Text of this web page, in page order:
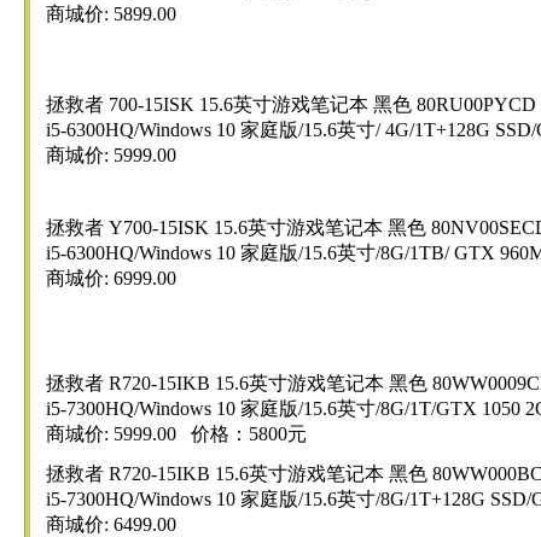
商城价: 5899.00
拯救者 700-15ISK 15.6英寸游戏笔记本 黑色 80RU00PYCD
i5-6300HQ/Windows 10 家庭版/15.6英寸/ 4G/1T+128G
商城价: 5999.00
拯救者 Y700-15ISK 15.6英寸游戏笔记本 黑色
i5-6300HQ/Windows 10 家庭版/15.6英寸/8G/1TB/ GTX
商城价: 6999.00
拯救者 R720-15IKB 15.6英寸游戏笔记本 黑色
i5-7300HQ/Windows 10 家庭版/15.6英寸/8G/1T/GTX 1050
商城价: 5999.00 价格：5800元
拯救者 R720-15IKB 15.6英寸游戏笔记本 黑色
i5-7300HQ/Windows 10 家庭版/15.6英寸/8G/1T+128G
商城价: 6499.00